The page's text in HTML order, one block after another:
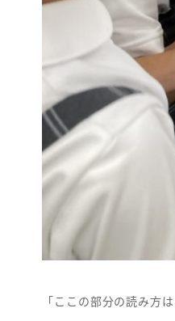
「ここの部分の読み方